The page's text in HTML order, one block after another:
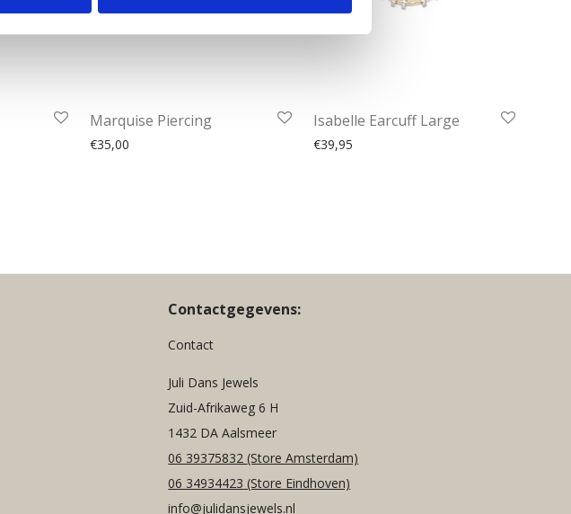
Marquise Piercing
€35,00
Isabelle Earcuff Large
€39,95
Contactgegevens:
Contact
Juli Dans Jewels
Zuid-Afrikaweg 6 H
1432 DA Aalsmeer
06 39375832(Store Amsterdam)
06 34934423 (Store Eindhoven)
info@julidansjewels.nl